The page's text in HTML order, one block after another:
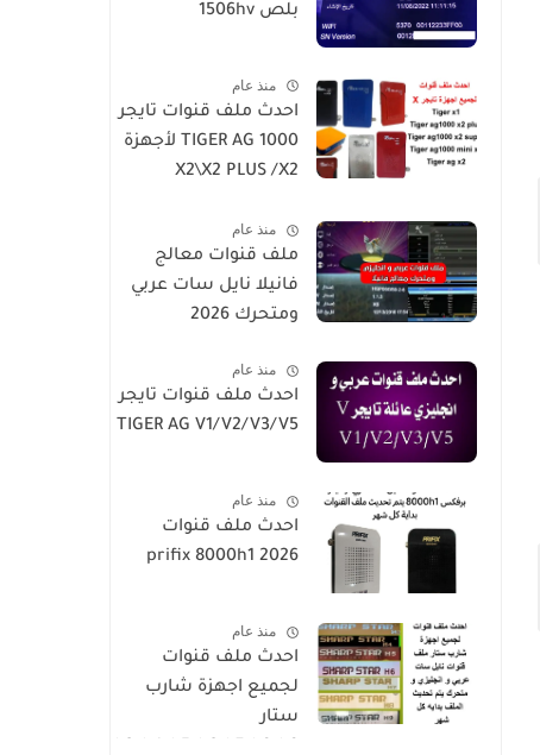
USB-SALIK H3 Mini-
بلص 1506hv
منذ عام
احدث ملف قنوات تايجر
TIGER AG 1000 لأجهزة
X2\X2 PLUS /X2
منذ عام
ملف قنوات معالج
فانيلا نايل سات عربي
ومتحرك 2026
منذ عام
احدث ملف قنوات تايجر
TIGER AG V1/V2/V3/V5
منذ عام
احدث ملف قنوات
prifix 8000h1 2026
منذ عام
احدث ملف قنوات
لجميع اجهزة شارب
ستار